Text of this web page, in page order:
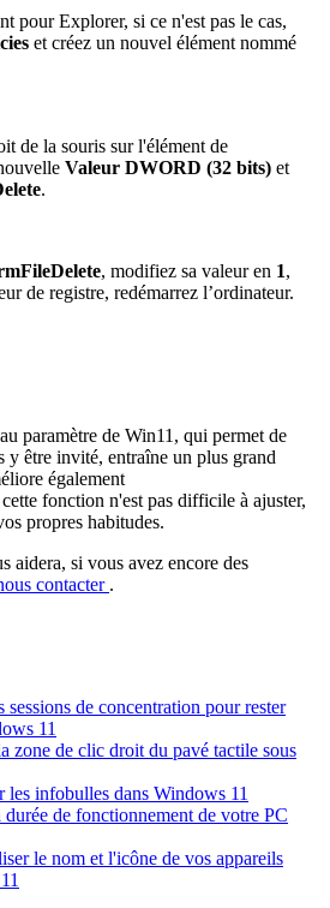
pour Explorer, si ce n'est pas le cas,
et créez un nouvel élément nommé
de la souris sur l'élément de
Valeur DWORD (32 bits) et
.
, modifiez sa valeur en 1,
de registre, redémarrez l’ordinateur.
paramètre de Win11, qui permet de
y être invité, entraîne un plus grand
également
fonction n'est pas difficile à ajuster,
propres habitudes.
aidera, si vous avez encore des
contacter .
de concentration pour rester
11
zone de clic droit du pavé tactile sous
les infobulles dans Windows 11
de fonctionnement de votre PC
le nom et l'icône de vos appareils